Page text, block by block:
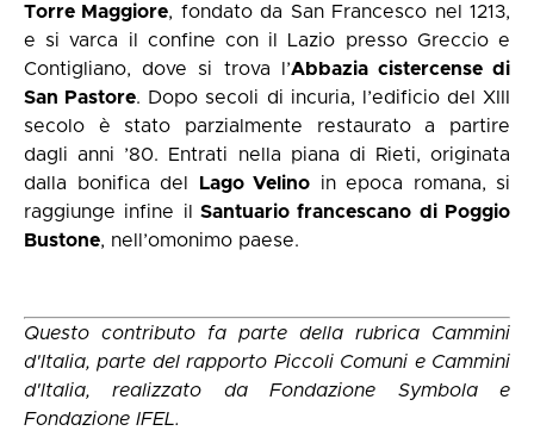
Torre Maggiore, fondato da San Francesco nel 1213,
e si varca il confine con il Lazio presso Greccio e
Contigliano, dove si trova l’Abbazia cistercense di
San Pastore. Dopo secoli di incuria, l’edificio del XIII
secolo è stato parzialmente restaurato a partire
dagli anni ’80. Entrati nella piana di Rieti, originata
dalla bonifica del Lago Velino in epoca romana, si
raggiunge infine il Santuario francescano di Poggio
Bustone, nell’omonimo paese.
Questo contributo fa parte della rubrica Cammini
d'Italia, parte del rapporto Piccoli Comuni e Cammini
d'Italia, realizzato daFondazione Symbolae
Fondazione IFEL.